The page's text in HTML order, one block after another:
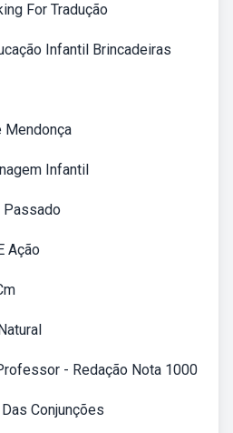
For Tradução
Infantil Brincadeiras
Mendonça
Infantil
Passado
Ação
- Redação Nota 1000
Conjunções